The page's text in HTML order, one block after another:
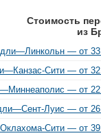
Стоимость
из
— от 33
Сити — от
— от 22
Луис — от 26
Сити — от 39